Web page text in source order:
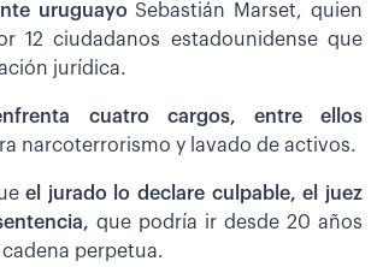
uruguayoSebastián Marset, quien
12 ciudadanos estadounidense que
jurídica.
cuatro cargos, entre ellos
narcoterrorismo y lavado de activos.
el jurado lo declare culpable, el juez
que podría ir desde 20 años
perpetua.